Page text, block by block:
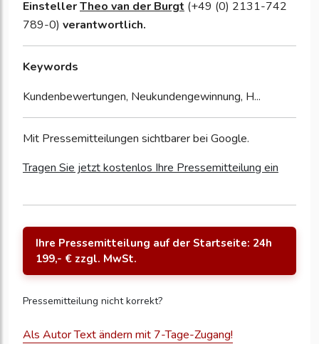
EinstellerTheo van der Burgt (+49 (0) 2131-742
789-0) verantwortlich.
Keywords
Kundenbewertungen, Neukundengewinnung, H...
Mit Pressemitteilungen sichtbarer bei Google.
Tragen Sie jetzt kostenlos Ihre Pressemitteilung ein
Ihre Pressemitteilung auf der Startseite: 24h
199,- € zzgl. MwSt.
Pressemitteilung nicht korrekt?
Als Autor Text ändern mit 7-Tage-Zugang!